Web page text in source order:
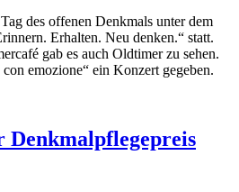
des offenen Denkmals unter dem
Erhalten. Neu denken.“ statt.
gab es auch Oldtimer zu sehen.
emozione“ ein Konzert gegeben.